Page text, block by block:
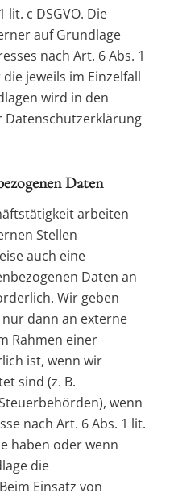
lit. c DSGVO. Die
auf Grundlage
nach Art. 6 Abs. 1
jeweils im Einzelfall
wird in den
Datenschutzerklärung
Daten
arbeiten
Stellen
auch eine
Daten an
Wir geben
dann an externe
Rahmen einer
ist, wenn wir
sind (z. B.
wenn
nach Art. 6 Abs. 1 lit.
haben oder wenn
die
Einsatz von